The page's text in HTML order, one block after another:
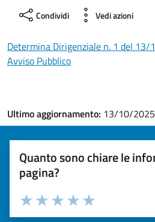
Condividi Vedi azioni
Determina Dirigenziale n. 1 del
Avviso Pubblico
Ultimo aggiornamento: 13/10/
Quanto sono chiare le
pagina?
Valuta la chiarezza delle informazioni
Seleziona il numero di stelle
Valuta 5 stelle su
Valuta 4 stelle su 5
Valuta 3 stelle su 5
Valuta 2 stelle su 5
Valuta 1 stelle su 5